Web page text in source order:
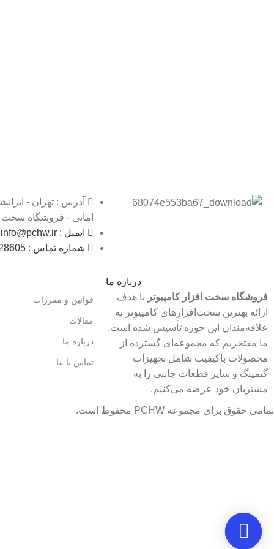
آدرس : تهران -
امانی - فروشگاه سخت
ایمیل : info@pchw.ir
شماره تماس : 09128128605
درباره ما
فروشگاه سخت افزار کامپیوتر با هدف
ارائه بهترین سخت‌افزارهای کامپیوتر به
علاقه‌مندان این حوزه تأسیس شده است.
ما مفتخریم که مجموعه‌ای گسترده از
محصولات باکیفیت شامل تجهیزات
گیمینگ و سایر قطعات جانبی را به
مشتریان خود عرضه می‌کنیم.
قوانین و مقررات
مقالات
درباره ما
تماس با ما
تمامی حقوق برای مجموعه PCHW محفوظ است.